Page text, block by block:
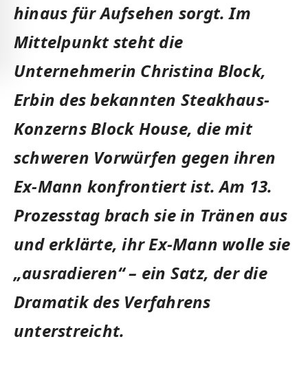
hinaus für Aufsehen sorgt. Im
Mittelpunkt steht die
Unternehmerin Christina Block,
Erbin des bekannten Steakhaus-
Konzerns Block House, die mit
schweren Vorwürfen gegen ihren
Ex-Mann konfrontiert ist. Am 13.
Prozesstag brach sie in Tränen aus
und erklärte, ihr Ex-Mann wolle sie
„ausradieren“ – ein Satz, der die
Dramatik des Verfahrens
unterstreicht.